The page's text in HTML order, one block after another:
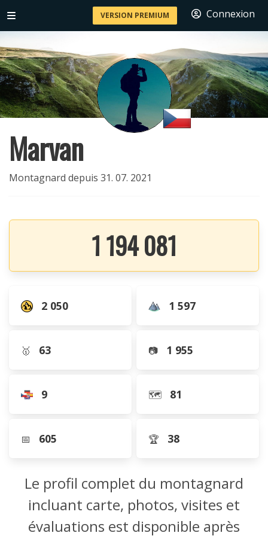
VERSION PREMIUM Connexion
Marvan
Montagnard depuis 31. 07. 2021
1 194 081
2 050 1 597
🥇 63 📷 1 955
9 🗺️ 81
📅 605 🏆 38
Le profil complet du montagnard
incluant carte, photos, visites et
évaluations est disponible après